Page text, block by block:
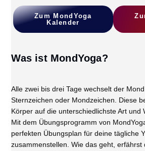
Zum MondYoga
Kalender
Z
Was ist MondYoga?
Alle zwei bis drei Tage wechselt der
Sternzeichen oder Mondzeichen. Diese
Körper auf die unterschiedlichste Art und
Mit dem Übungsprogramm von
perfekten Übungsplan für deine tägliche
zusammenstellen. Wie das geht, erfährst